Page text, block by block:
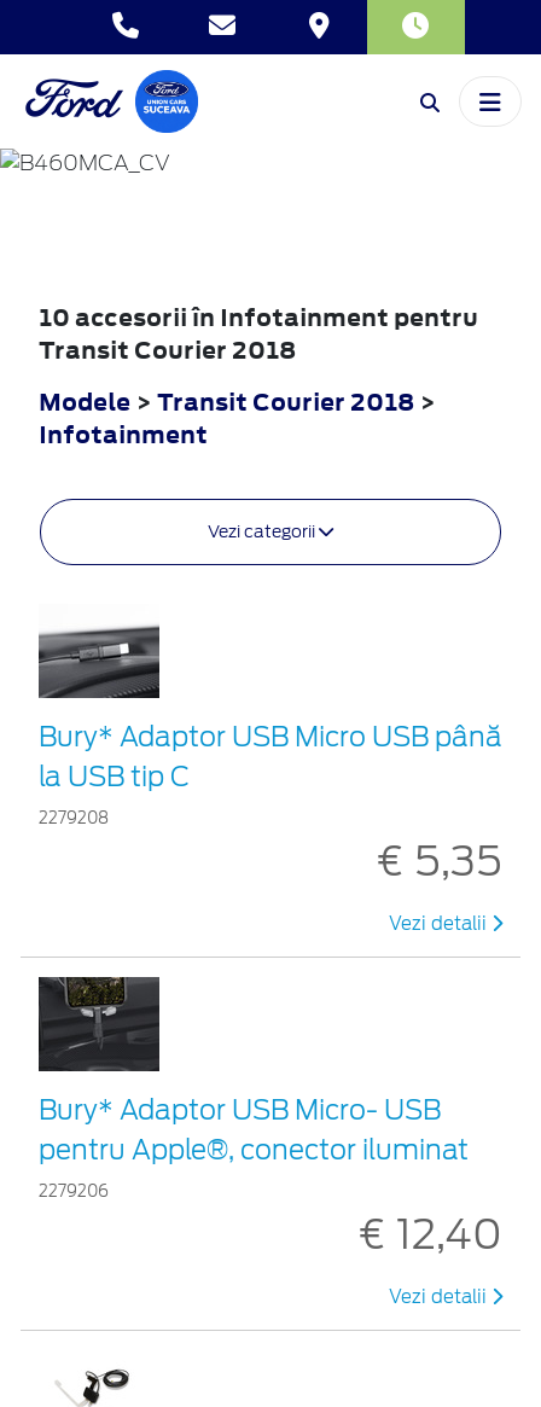
TRANSIT
COURIER
10 accesorii în Infotainment pentru
Transit Courier 2018
Modele > Transit Courier 2018 >
Infotainment
Vezi categorii
Bury* Adaptor USB Micro USB până
la USB tip C
2279208
€ 5,35
Vezi detalii
Bury* Adaptor USB Micro- USB
pentru Apple®, conector iluminat
2279206
€ 12,40
Vezi detalii